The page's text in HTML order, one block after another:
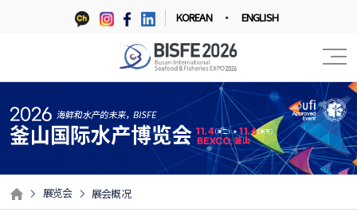
KOREAN ENGLISH
展览会 展会概况